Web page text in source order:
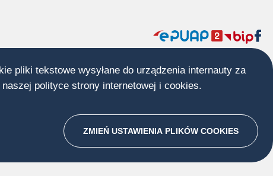
Menu
środkowa
pliki tekstowe wysyłane do urządzenia internauty za
polityce strony internetowej i cookiesOtworzy
w
nowej
karcie
.
ZMIEŃ USTAWIENIA PLIKÓW COOKIES